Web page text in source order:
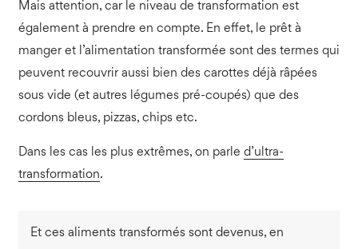
Mais attention, car le niveau de transformation est
également à prendre en compte. En effet, le prêt à
manger et l’alimentation transformée sont des termes qui
peuvent recouvrir aussi bien des carottes déjà râpées
sous vide (et autres légumes pré-coupés) que des
cordons bleus, pizzas, chips etc.
Dans les cas les plus extrêmes, on parle d’ultra-
transformation.
Et ces aliments transformés sont devenus, en